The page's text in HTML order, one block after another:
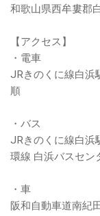
和歌山県西牟婁郡
【アクセス】
・電車
JRきのくに線白
順
・バス
JRきのくに線白
環線 白浜バスセン
・車
阪和自動車道南紀